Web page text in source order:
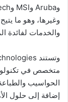
وغيرها، وهو ما
والخدمات لفائدة
متخصص في
الحواسيب
إضافة إلى حلول